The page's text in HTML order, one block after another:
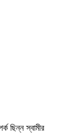
ছিন্ন স্বামীর